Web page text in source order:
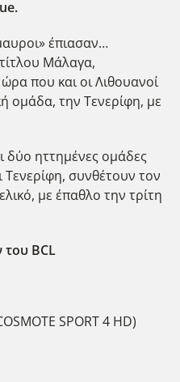
.
έπιασαν…
Μάλαγα,
που και οι Λιθουανοί
ομάδα, την Τενερίφη, με
δύο ηττημένες ομάδες
συνθέτουν τον
με έπαθλο την τρίτη
BCL
SPORT 4 HD)